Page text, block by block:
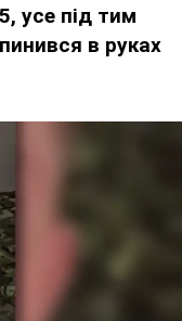
усе під тим
в руках